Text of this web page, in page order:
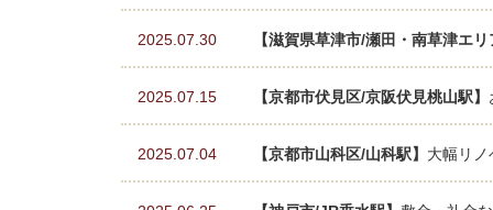
2025.07.30 【滋賀県草津市/瀬田・南草津エリ
2025.07.15 【京都市伏見区/京阪伏見桃山駅】
2025.07.04 【京都市山科区/山科駅】 大幅リ